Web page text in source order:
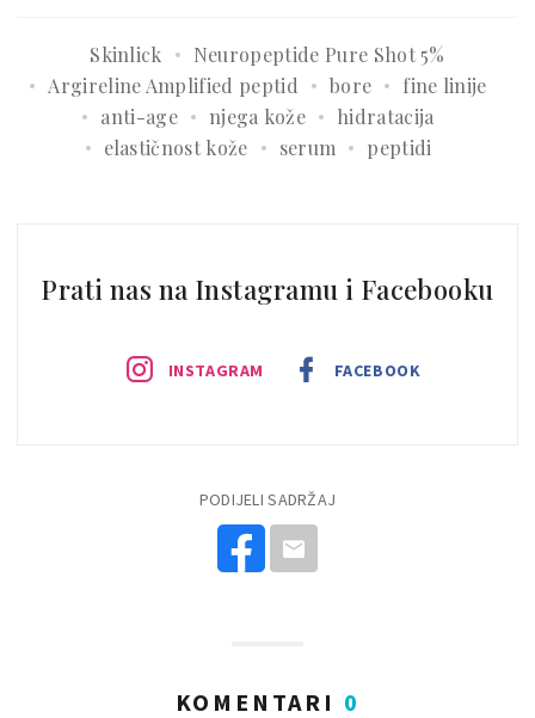
Skinlick
Neuropeptide Pure Shot 5%
Argireline Amplified peptid
bore
fine linije
anti-age
njega kože
hidratacija
elastičnost kože
serum peptidi
Prati nas na Instagramu i Facebooku
INSTAGRAM FACEBOOK
PODIJELI SADRŽAJ
KOMENTARI 0